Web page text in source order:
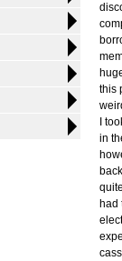
this
I
in
had